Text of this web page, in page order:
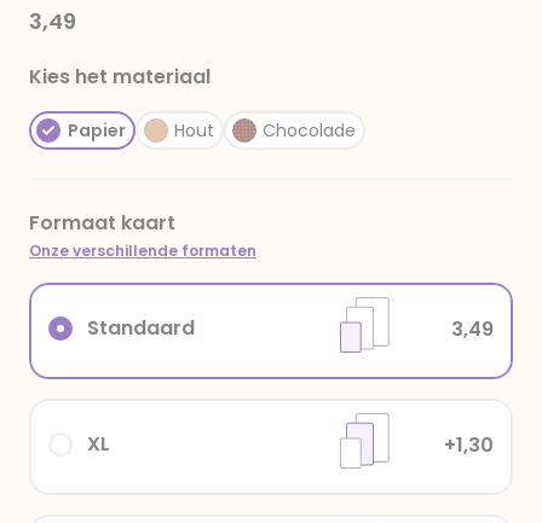
3,49
Kies het materiaal
Papier Hout Chocolade
Formaat kaart
Onze verschillende formaten
XL +1,30
Standaard 3,49